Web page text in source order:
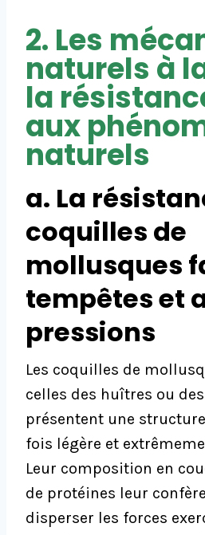
2. Les
naturels à
la
aux
naturels
a. La
coquilles de
mollusques
tempêtes et
pressions
Les coquilles de
celles des huîtres ou
présentent une
fois légère et
Leur composition en
de protéines leur
disperser les forces